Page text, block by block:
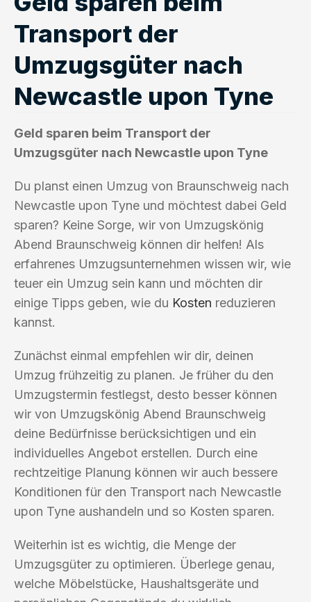
Transport der
Umzugsgüter nach
Newcastle upon Tyne
Geld sparen beim Transport der
Umzugsgüter nach Newcastle upon Tyne
Du planst einen Umzug von Braunschweig nach
Newcastle upon Tyne und möchtest dabei Geld
sparen? Keine Sorge, wir von Umzugskönig
Abend Braunschweig können dir helfen! Als
erfahrenes Umzugsunternehmen wissen wir, wie
teuer ein Umzug sein kann und möchten dir
einige Tipps geben, wie du Kosten reduzieren
kannst.
Zunächst einmal empfehlen wir dir, deinen
Umzug frühzeitig zu planen. Je früher du den
Umzugstermin festlegst, desto besser können
wir von Umzugskönig Abend Braunschweig
deine Bedürfnisse berücksichtigen und ein
individuelles Angebot erstellen. Durch eine
rechtzeitige Planung können wir auch bessere
Konditionen für den Transport nach Newcastle
upon Tyne aushandeln und so Kosten sparen.
Weiterhin ist es wichtig, die Menge der
Umzugsgüter zu optimieren. Überlege genau,
welche Möbelstücke, Haushaltsgeräte und